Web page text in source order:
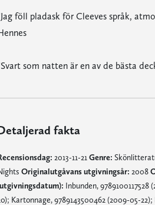
föll pladask för Cleeves språk,
som natten är en av de bästa
fakta
2013-11-21 Genre:
Originalutgåvans utgivningsår: 2008
Inbunden,
Kartonnage, 9789143500462 (2009-05-